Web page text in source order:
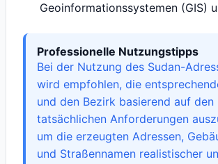
Geoinformationssystemen (GIS)
Professionelle Nutzungstipps
Bei der Nutzung des Sudan-
wird empfohlen, die
und den Bezirk basierend auf den
tatsächlichen Anforderungen
um die erzeugten Adressen,
und Straßennamen realistischer